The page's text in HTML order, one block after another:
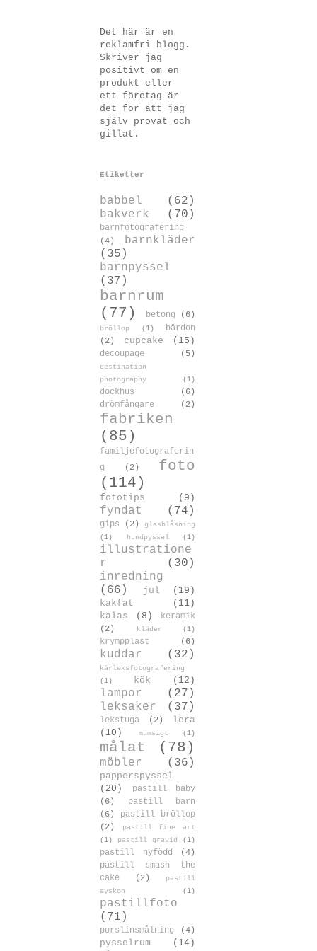
Det här är en
reklamfri blogg.
Skriver jag
positivt om en
produkt eller
ett företag är
det för att jag
själv provat och
gillat.
Etiketter
babbel
(62)
bakverk
(70)
barnfotografering
(4)
barnkläder
(35)
barnpyssel
(37)
barnrum
(77)
betong (6)
bröllop (1)
bärdon
(2)
cupcake (15)
decoupage (5)
destination
photography
(1)
dockhus
(6)
drömfångare
(2)
fabriken
(85)
familjefotograferin
g
(2)
foto
(114)
fototips (9)
fyndat (74)
gips (2)
glasblåsning
(1)
hundpyssel (1)
illustratione
r
(30)
inredning
(66)
jul
(19)
kakfat
(11)
kalas
(8)
keramik
(2)
kläder (1)
krympplast (6)
kuddar (32)
kärleksfotografering
(1)
kök (12)
lampor
(27)
leksaker
(37)
lekstuga (2)
lera
(10)
mumsigt (1)
målat (78)
möbler (36)
papperspyssel
(20)
pastill baby
(6)
pastill barn
(6)
pastill bröllop
(2)
pastill fine art
(1)
pastill gravid (1)
pastill nyfödd
(4)
pastill smash the
cake
(2)
pastill
syskon
(1)
pastillfoto
(71)
porslinsmålning (4)
pysselrum
(14)